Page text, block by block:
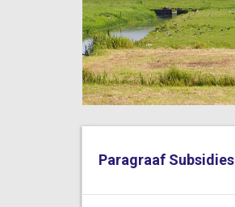
Paragraaf Subsidies